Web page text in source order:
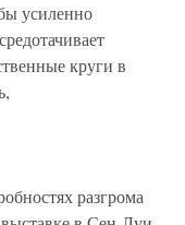
усиленно
круги в
разгрома